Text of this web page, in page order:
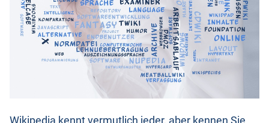
Wikipedia kennt vermutlich jeder, aber kennen Sie